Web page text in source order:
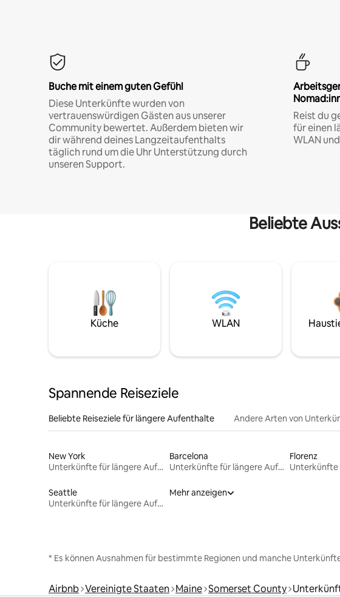
Buche mit einem guten Gefühl
Diese Unterkünfte wurden von
vertrauenswürdigen Gästen aus unserer
Community bewertet. Außerdem bieten wir
dir während deines Langzeitaufenthalts
täglich rund um die Uhr Unterstützung durch
unseren Support.
Reist du
für einen
WLAN
Beliebte
Küche WLAN
Spannende Reiseziele
Beliebte Reiseziele für längere Aufenthalte Andere Arten von
New York
Unterkünfte für längere Aufenthalte
Barcelona
Unterkünfte für längere Aufenthalte
Florenz
Seattle
Unterkünfte für längere Aufenthalte
Mehr anzeigen
* Es können Ausnahmen für bestimmte Regionen und manche
Airbnb Vereinigte Staaten Maine Somerset County